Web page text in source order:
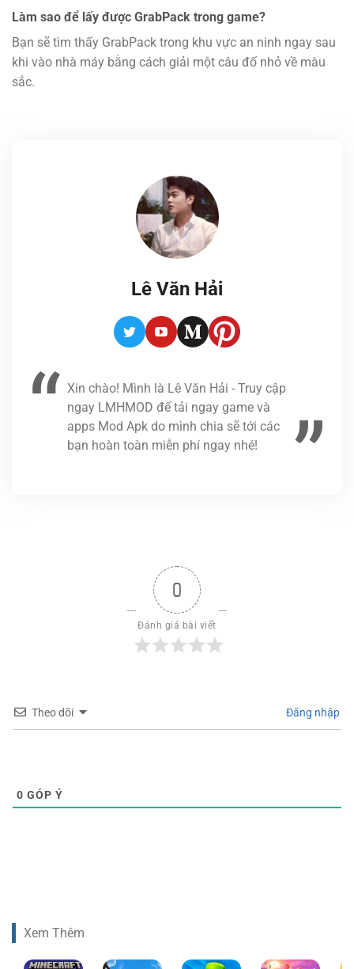
Làm sao để lấy được GrabPack trong game?
Bạn sẽ tìm thấy GrabPack trong khu vực an ninh ngay sau
khi vào nhà máy bằng cách giải một câu đố nhỏ về màu
sắc.
Lê Văn Hải
TwitterYoutubeMediumPinterest
Xin chào! Mình là Lê Văn Hải - Truy cập
ngay LMHMOD để tải ngay game và
apps Mod Apk do mình chia sẽ tới các
bạn hoàn toàn miễn phí ngay nhé!
0
Đánh giá bài viết
Theo dõi Đăng nhập
0 GÓP Ý
Xem Thêm